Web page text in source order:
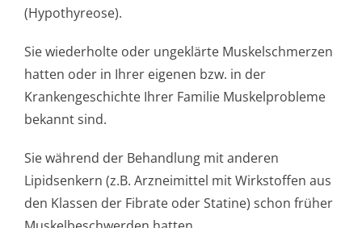
(Hypothyreose).
Sie wiederholte oder ungeklärte Muskelschmerzen
hatten oder in Ihrer eigenen bzw. in der
Krankengeschichte Ihrer Familie Muskelprobleme
bekannt sind.
Sie während der Behandlung mit anderen
Lipidsenkern (z.B. Arzneimittel mit Wirkstoffen aus
den Klassen der Fibrate oder Statine) schon früher